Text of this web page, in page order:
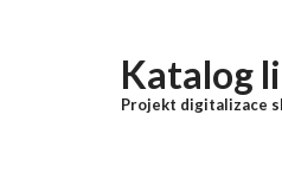
Katalog
Projekt digitalizace